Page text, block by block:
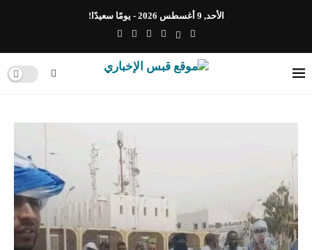
الأحد, 9 أغسطس 2026 - يومًا سعيدًا!